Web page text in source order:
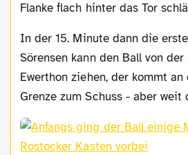
Flanke flach hinter das Tor
In der 15. Minute dann die erste echte Torchance,
Sörensen kann den Ball von
Ewerthon ziehen, der kommt
Grenze zum Schuss - aber weit